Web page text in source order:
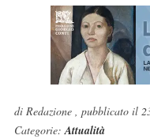
di Redazione , pubblicato il
Categorie:Attualità